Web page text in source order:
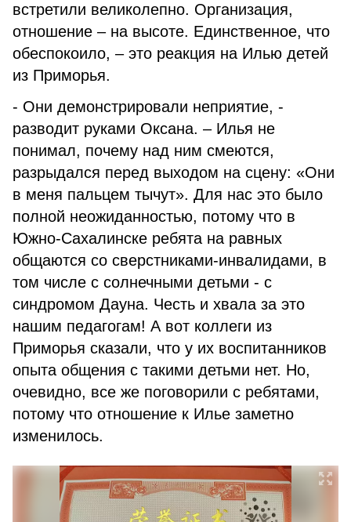
встретили великолепно. Организация,
отношение – на высоте. Единственное, что
обеспокоило, – это реакция на Илью детей
из Приморья.
- Они демонстрировали неприятие, -
разводит руками Оксана. – Илья не
понимал, почему над ним смеются,
разрыдался перед выходом на сцену: «Они
в меня пальцем тычут». Для нас это было
полной неожиданностью, потому что в
Южно-Сахалинске ребята на равных
общаются со сверстниками-инвалидами, в
том числе с солнечными детьми - с
синдромом Дауна. Честь и хвала за это
нашим педагогам! А вот коллеги из
Приморья сказали, что у их воспитанников
опыта общения с такими детьми нет. Но,
очевидно, все же поговорили с ребятами,
потому что отношение к Илье заметно
изменилось.